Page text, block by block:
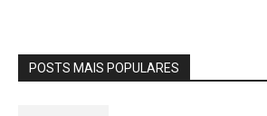
POSTS MAIS POPULARES